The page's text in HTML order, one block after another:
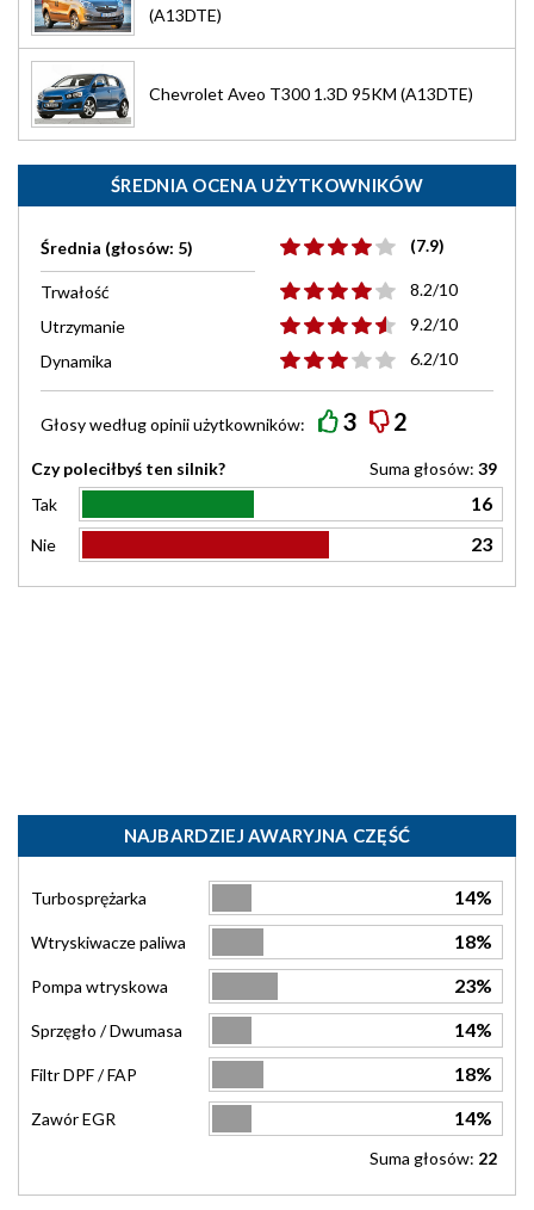
(A13DTE)
Chevrolet Aveo T300 1.3D 95KM (A13DTE)
ŚREDNIA OCENA UŻYTKOWNIKÓW
Średnia (głosów: 5) (7.9)
Trwałość
8.2/10
Utrzymanie
9.2/10
Dynamika
6.2/10
Głosy wedługopiniiużytkowników: 3 2
Czy poleciłbyś ten silnik? Suma głosów: 39
Tak
16
Nie 23
NAJBARDZIEJ AWARYJNA CZĘŚĆ
Turbosprężarka 14%
Wtryskiwacze paliwa 18%
Pompa wtryskowa 23%
Sprzęgło / Dwumasa 14%
Filtr DPF / FAP 18%
Zawór EGR 14%
Suma głosów: 22